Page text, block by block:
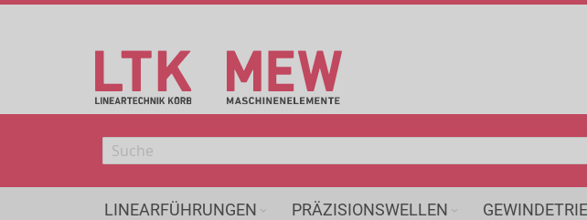
Inhalt
LINEARFÜHRUNGEN PRÄZISIONSWELLEN